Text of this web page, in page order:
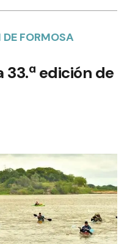
FORMOSA
33.ª edición de